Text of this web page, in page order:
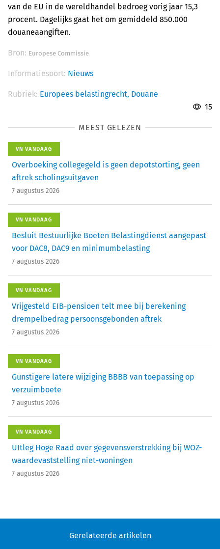
van de EU in de wereldhandel bedroeg vorig jaar 15,3
procent. Dagelijks gaat het om gemiddeld 850.000
douaneaangiften.
Bron: Europese Commissie
Informatiesoort: Nieuws
Rubriek: Europees belastingrecht, Douane
15
MEEST GELEZEN
VN VANDAAG
Overboeking collegegeld is geen depotstorting, geen
aftrek scholingsuitgaven
7 augustus 2026
VN VANDAAG
Besluit Bestuurlijke Boeten Belastingdienst aangepast
voor DAC8, DAC9 en minimumbelasting
7 augustus 2026
VN VANDAAG
Vrijgesteld EIB-pensioen telt mee bij berekening
drempelbedrag persoonsgebonden aftrek
7 augustus 2026
VN VANDAAG
Gunstigere latere wijziging BBBB van toepassing op
verzuimboete
7 augustus 2026
VN VANDAAG
UItleg Hoge Raad over gegevensverstrekking bij WOZ-
waardevaststelling niet-woningen
7 augustus 2026
Gerelateerde artikelen